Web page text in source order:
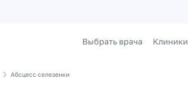
Выбрать врача Клиники
Абсцесс селезенки